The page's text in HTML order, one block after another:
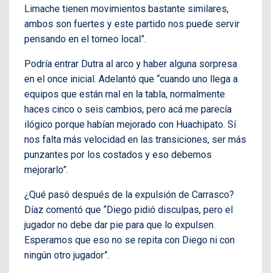
Limache tienen movimientos bastante similares,
ambos son fuertes y este partido nos puede servir
pensando en el torneo local”.
Podría entrar Dutra al arco y haber alguna sorpresa
en el once inicial. Adelantó que “cuando uno llega a
equipos que están mal en la tabla, normalmente
haces cinco o seis cambios, pero acá me parecía
ilógico porque habían mejorado con Huachipato. Sí
nos falta más velocidad en las transiciones, ser más
punzantes por los costados y eso debemos
mejorarlo”.
¿Qué pasó después de la expulsión de Carrasco?
Díaz comentó que “Diego pidió disculpas, pero el
jugador no debe dar pie para que lo expulsen.
Esperamos que eso no se repita con Diego ni con
ningún otro jugador”.